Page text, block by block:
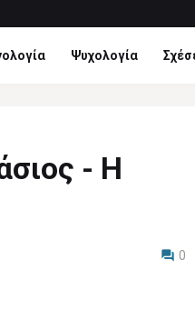
Ψυχολογία
- Η
0